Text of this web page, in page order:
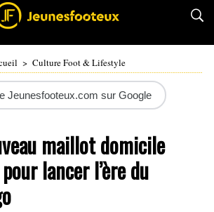
> Culture Foot & Lifestyle
Jeunesfooteux.com sur Google
maillot domicile
lancer l’ère du